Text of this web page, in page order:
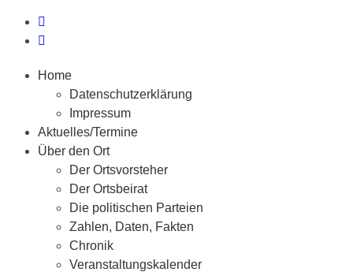
Home
Datenschutzerklärung
Impressum
Aktuelles/Termine
Über den Ort
Der Ortsvorsteher
Der Ortsbeirat
Die politischen Parteien
Zahlen, Daten, Fakten
Chronik
Veranstaltungskalender